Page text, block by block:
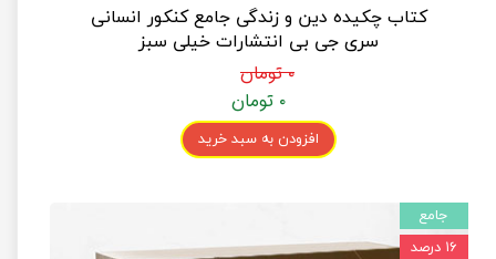
کتاب چکیده دین و زندگی جامع کنکور انسانی
سری جی بی انتشارات خیلی سبز
۰ تومان
۰ تومان
افزودن به سبد خرید
جامع
۱۶ درصد